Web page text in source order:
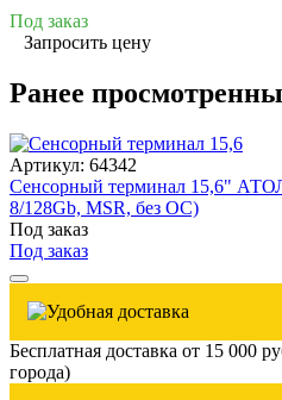
Под заказ
Запросить цену
Ранее
Артикул: 64342
Сенсорный терминал 15,6"
8/128Gb, MSR, без ОС)
Под заказ
Под заказ
Бесплатная доставка от 15 000
города)